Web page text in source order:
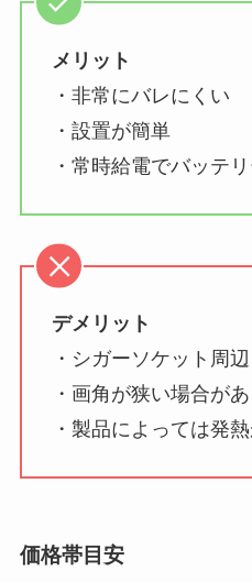
メリット
・非常にバレにくい
・設置が簡単
・常時給電でバッテ
デメリット
・シガーソケット周
・画角が狭い場合が
・製品によっては発熱
価格帯目安